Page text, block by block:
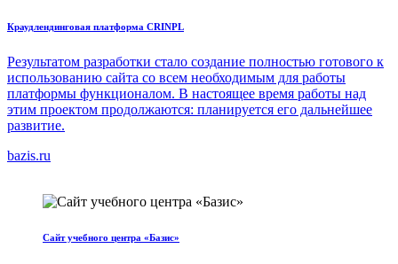
Краудлендинговая платформа CRINPL
Результатом разработки стало создание полностью готового к
использованию сайта со всем необходимым для работы
платформы функционалом. В настоящее время работы над
этим проектом продолжаются: планируется его дальнейшее
развитие.
bazis.ru
Сайт учебного центра «Базис»